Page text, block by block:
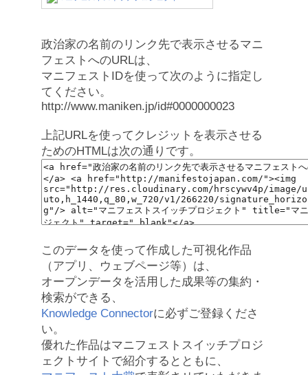
政治家の名前のリンク先で表示させるマニ
フェストへのURLは、
マニフェストIDを使って次のように指定し
てください。
http://www.maniken.jp/id#0000000023
上記URLを使ってクレジットを表示させる
ためのHTMLは次の通りです。
このデータを使って作成した可視化作品
（アプリ、ウェブページ等）は、
オープンデータを活用した成果等の集約・
検索ができる、
Knowledge Connectorに必ずご登録くださ
い。
優れた作品はマニフェストスイッチプロジ
ェクトサイトで紹介するとともに、